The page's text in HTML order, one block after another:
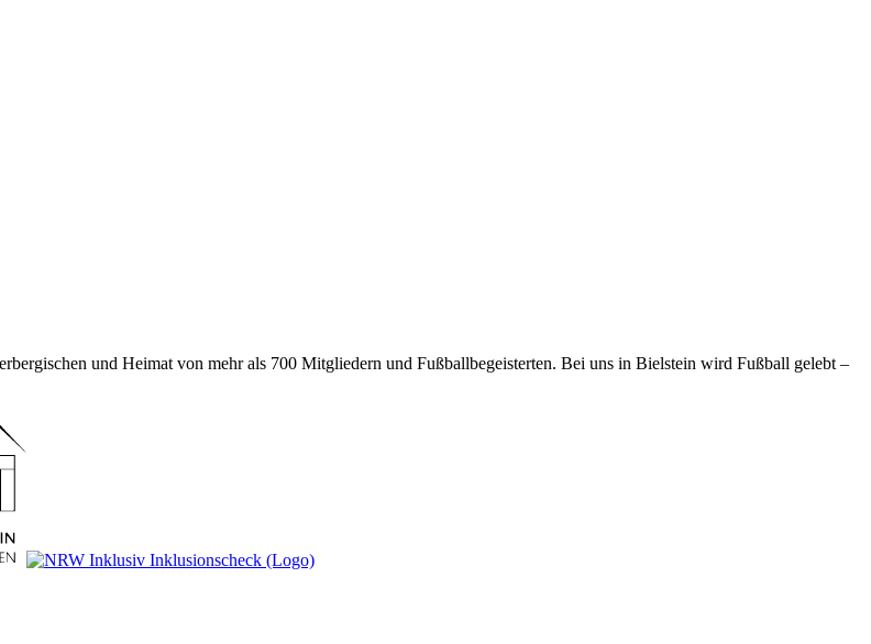
und Heimat von mehr als 700 Mitgliedern und Fußballbegeisterten. Bei uns in Bielstein wird Fußball gelebt –